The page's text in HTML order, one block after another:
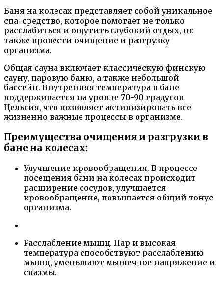
Баня на колесах представляет собой уникальное
спа-средство, которое помогает не только
расслабиться и ощутить глубокий отдых, но
также провести очищение и разгрузку
организма.
Общая сауна включает классическую финскую
сауну, паровую баню, а также небольшой
бассейн. Внутренняя температура в бане
поддерживается на уровне 70-90 градусов
Цельсия, что позволяет активизировать все
жизненно важные процессы в организме.
Преимущества очищения и разгрузки в
бане на колесах:
Улучшение кровообращения. В процессе
посещения бани на колесах происходит
расширение сосудов, улучшается
кровообращение, повышается общий тонус
организма.
Расслабление мышц. Пар и высокая
температура способствуют расслаблению
мышц, уменьшают мышечное напряжение и
спазмы.